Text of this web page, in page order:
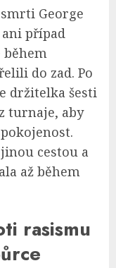
George
případ
během
do zad. Po
držitelka šesti
turnaje, aby
cestou a
až během
rasismu